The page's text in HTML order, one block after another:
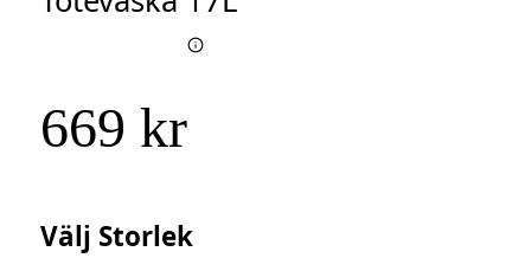
669 kr
Välj Storlek